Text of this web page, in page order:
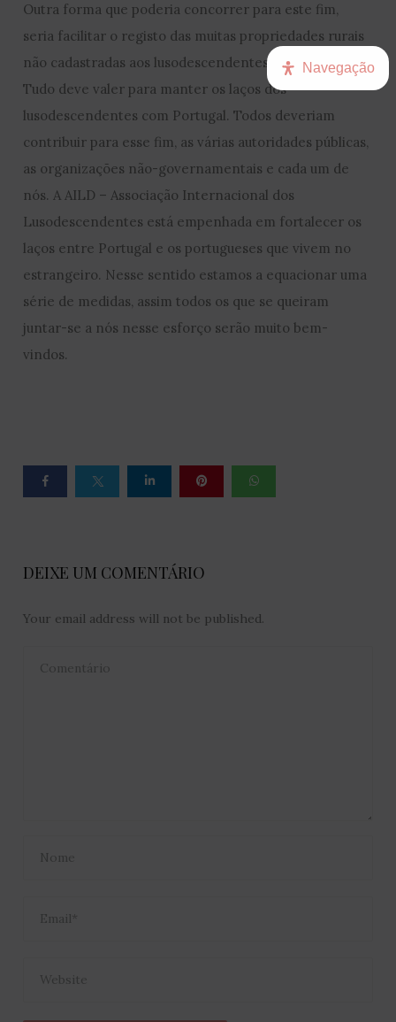
Outra forma que poderia concorrer para este fim,
seria facilitar o registo das muitas propriedades rurais
não cadastradas aos lusodescendentes.
Tudo deve valer para manter os laços dos
lusodescendentes com Portugal. Todos deveriam
contribuir para esse fim, as várias autoridades públicas,
as organizações não-governamentais e cada um de
nós. A AILD – Associação Internacional dos
Lusodescendentes está empenhada em fortalecer os
laços entre Portugal e os portugueses que vivem no
estrangeiro. Nesse sentido estamos a equacionar uma
série de medidas, assim todos os que se queiram
juntar-se a nós nesse esforço serão muito bem-
vindos.
DEIXE UM COMENTÁRIO
Your email address will not be published.
Navegação